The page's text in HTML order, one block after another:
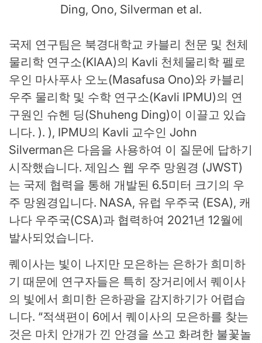
Ding, Ono, Silverman et al.
국제 연구팀은 북경대학교 카블리 천문 및 천체
물리학 연구소(KIAA)의 Kavli 천체물리학 펠로
우인 마사푸사 오노(Masafusa Ono)와 카블리
우주 물리학 및 수학 연구소(Kavli IPMU)의 연
구원인 슈헨 딩(Shuheng Ding)이 이끌고 있습
니다. ). ), IPMU의 Kavli 교수인 John
Silverman은 다음을 사용하여 이 질문에 답하기
시작했습니다. 제임스 웹 우주 망원경 (JWST)
는 국제 협력을 통해 개발된 6.5미터 크기의 우
주 망원경입니다. NASA, 유럽 ​​우주국 (ESA), 캐
나다 우주국(CSA)과 협력하여 2021년 12월에
발사되었습니다.
퀘이사는 빛이 나지만 모은하는 은하가 희미하
기 때문에 연구자들은 특히 장거리에서 퀘이사
의 빛에서 희미한 은하광을 감지하기가 어렵습
니다. “적색편이 6에서 퀘이사의 모은하를 찾는
것은 마치 안개가 낀 안경을 쓰고 화려한 불꽃놀